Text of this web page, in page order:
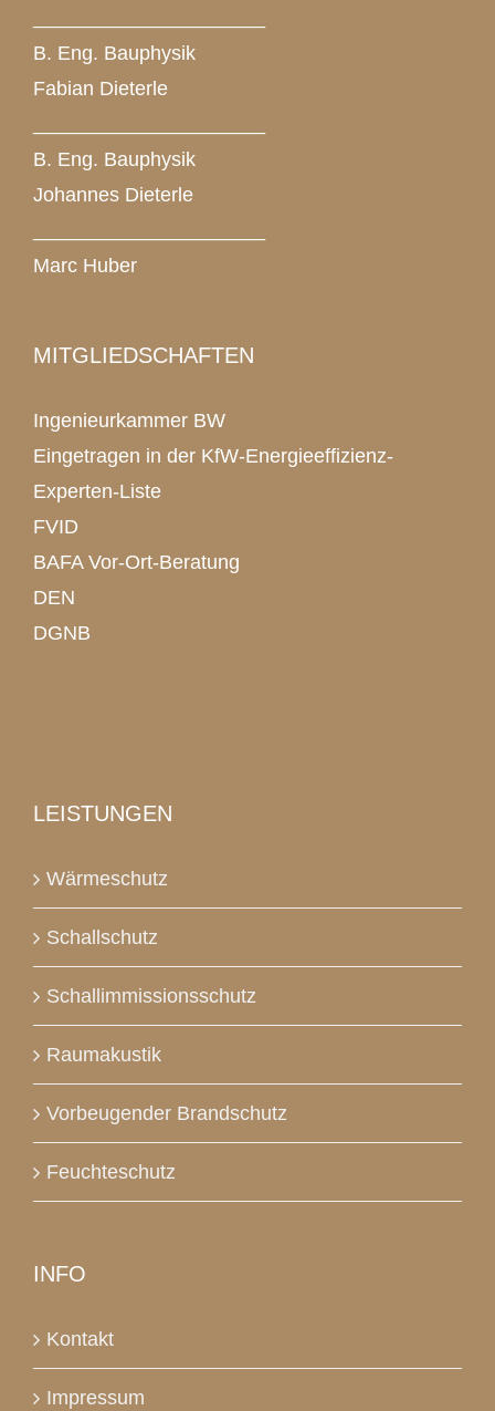
B. Eng. Bauphysik
Fabian Dieterle
B. Eng. Bauphysik
Johannes Dieterle
Marc Huber
MITGLIEDSCHAFTEN
Ingenieurkammer BW
Eingetragen in der KfW-Energieeffizienz-
Experten-Liste
FVID
BAFA Vor-Ort-Beratung
DEN
DGNB
LEISTUNGEN
Wärmeschutz
Schallschutz
Schallimmissionsschutz
Raumakustik
Vorbeugender Brandschutz
Feuchteschutz
INFO
Kontakt
Impressum